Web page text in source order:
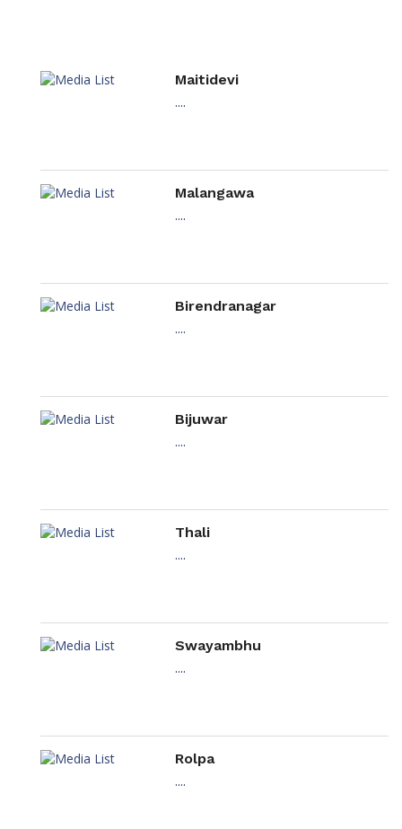
Maitidevi
....
Malangawa
....
Birendranagar
....
Bijuwar
....
Thali
....
Swayambhu
....
Rolpa
....